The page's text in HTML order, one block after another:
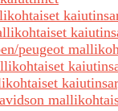
peugeot